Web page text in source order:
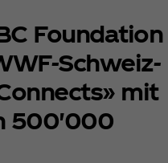
Foundation
Schweiz-
mit
500'000